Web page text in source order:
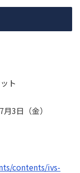
ト
3日（金）
contents/ivs-